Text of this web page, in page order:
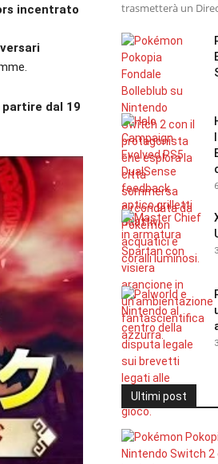
incentrato
partire dal 19
trasmetterà un
Ultimi post